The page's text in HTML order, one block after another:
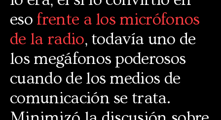
eso frente a los micrófonos
de la radio, todavía uno de
los megáfonos poderosos
cuando de los medios de
comunicación se trata.